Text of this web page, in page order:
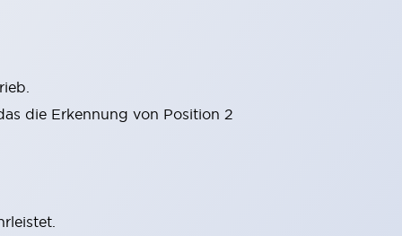
die Erkennung von Position 2